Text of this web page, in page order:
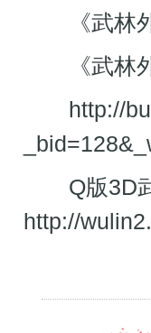
《武林外
《武林外
http://
Q版3D武
http://